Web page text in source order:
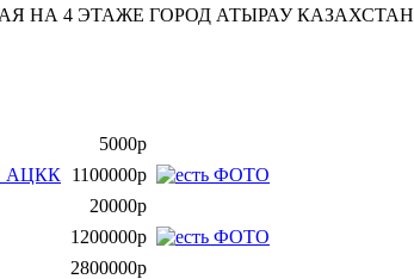
НА 4 ЭТАЖЕ ГОРОД АТЫРАУ КАЗАХСТАН
5000р
АЦКК 1100000р
20000р
1200000р
2800000р